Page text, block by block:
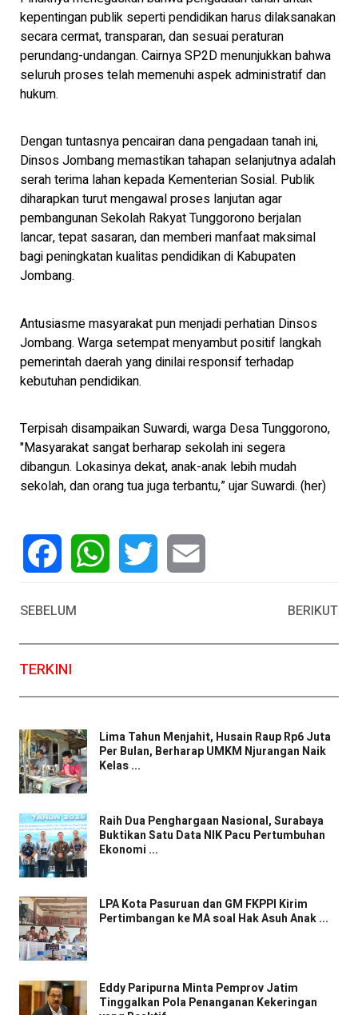
kepentingan publik seperti pendidikan harus dilaksanakan
secara cermat, transparan, dan sesuai peraturan
perundang-undangan. Cairnya SP2D menunjukkan bahwa
seluruh proses telah memenuhi aspek administratif dan
hukum.
Dengan tuntasnya pencairan dana pengadaan tanah ini,
Dinsos Jombang memastikan tahapan selanjutnya adalah
serah terima lahan kepada Kementerian Sosial. Publik
diharapkan turut mengawal proses lanjutan agar
pembangunan Sekolah Rakyat Tunggorono berjalan
lancar, tepat sasaran, dan memberi manfaat maksimal
bagi peningkatan kualitas pendidikan di Kabupaten
Jombang.
Antusiasme masyarakat pun menjadi perhatian Dinsos
Jombang. Warga setempat menyambut positif langkah
pemerintah daerah yang dinilai responsif terhadap
kebutuhan pendidikan.
Terpisah disampaikan Suwardi, warga Desa Tunggorono,
"Masyarakat sangat berharap sekolah ini segera
dibangun. Lokasinya dekat, anak-anak lebih mudah
sekolah, dan orang tua juga terbantu,” ujar Suwardi. (her)
SEBELUM
BERIKUT
TERKINI
Lima Tahun Menjahit, Husain Raup Rp6 Juta
Per Bulan, Berharap UMKM Njurangan Naik
Kelas ...
Raih Dua Penghargaan Nasional, Surabaya
Buktikan Satu Data NIK Pacu Pertumbuhan
Ekonomi ...
LPA Kota Pasuruan dan GM FKPPI Kirim
Pertimbangan ke MA soal Hak Asuh Anak ...
Eddy Paripurna Minta Pemprov Jatim
Tinggalkan Pola Penanganan Kekeringan